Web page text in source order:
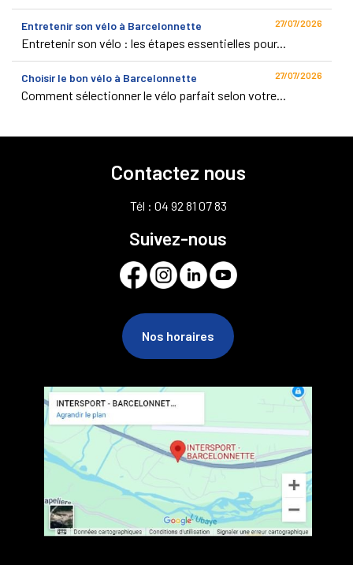
Entretenir son vélo à Barcelonnette 27/07/2026
Entretenir son vélo : les étapes essentielles pour...
Choisir le bon vélo à Barcelonnette 27/07/2026
Comment sélectionner le vélo parfait selon votre...
Contactez nous
Tél : 04 92 81 07 83
Suivez-nous
Nos horaires